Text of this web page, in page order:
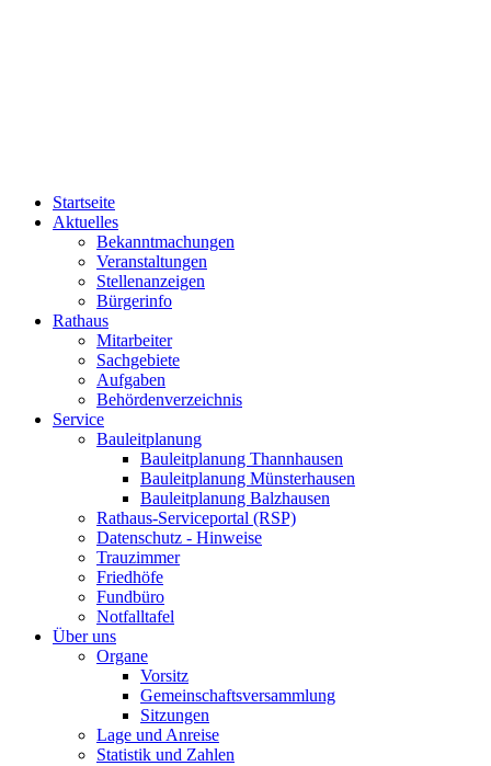
Startseite
Aktuelles
Bekanntmachungen
Veranstaltungen
Stellenanzeigen
Bürgerinfo
Rathaus
Mitarbeiter
Sachgebiete
Aufgaben
Behördenverzeichnis
Service
Bauleitplanung
Bauleitplanung Thannhausen
Bauleitplanung Münsterhausen
Bauleitplanung Balzhausen
Rathaus-Serviceportal (RSP)
Datenschutz - Hinweise
Trauzimmer
Friedhöfe
Fundbüro
Notfalltafel
Über uns
Organe
Vorsitz
Gemeinschaftsversammlung
Sitzungen
Lage und Anreise
Statistik und Zahlen